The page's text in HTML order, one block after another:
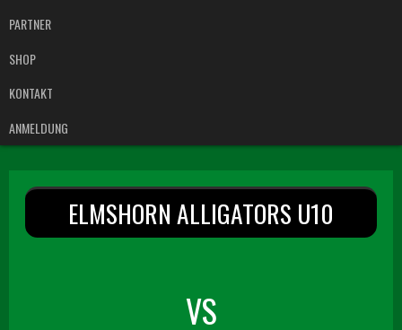
PARTNER
SHOP
KONTAKT
ANMELDUNG
ELMSHORN ALLIGATORS U10
VS